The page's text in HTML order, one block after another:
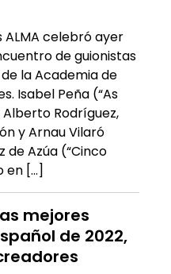
ALMA celebró ayer
de guionistas
la Academia de
Isabel Peña (“As
Alberto Rodríguez,
y Arnau Vilaró
de Azúa (“Cinco
en […]
mejores
de 2022,